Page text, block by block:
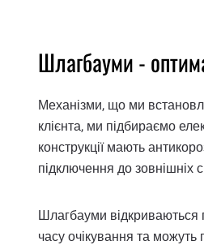
Шлагбауми -
Механізми, що ми
клієнта, ми підбираємо
конструкції мають
підключення до зовнішніх
Шлагбауми відкриваються
часу очікування та